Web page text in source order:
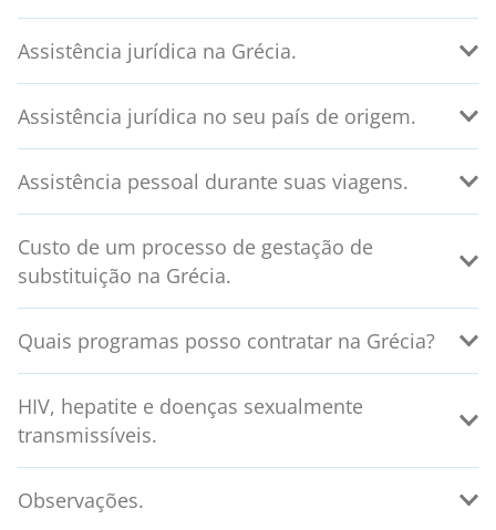
Assistência jurídica na Grécia.
Assistência jurídica no seu país de origem.
Assistência pessoal durante suas viagens.
Custo de um processo de gestação de
substituição na Grécia.
Quais programas posso contratar na Grécia?
HIV, hepatite e doenças sexualmente
transmissíveis.
Observações.